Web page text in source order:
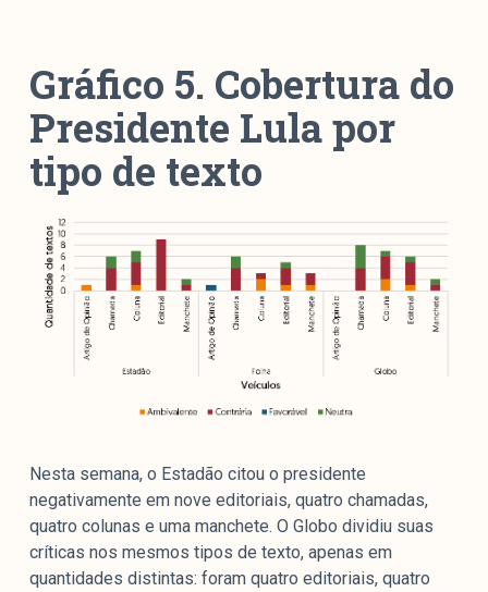
Gráfico 5. Cobertura do
Presidente Lula por
tipo de texto
Nesta semana, o Estadão citou o presidente
negativamente em nove editoriais, quatro chamadas,
quatro colunas e uma manchete. O Globo dividiu suas
críticas nos mesmos tipos de texto, apenas em
quantidades distintas: foram quatro editoriais, quatro